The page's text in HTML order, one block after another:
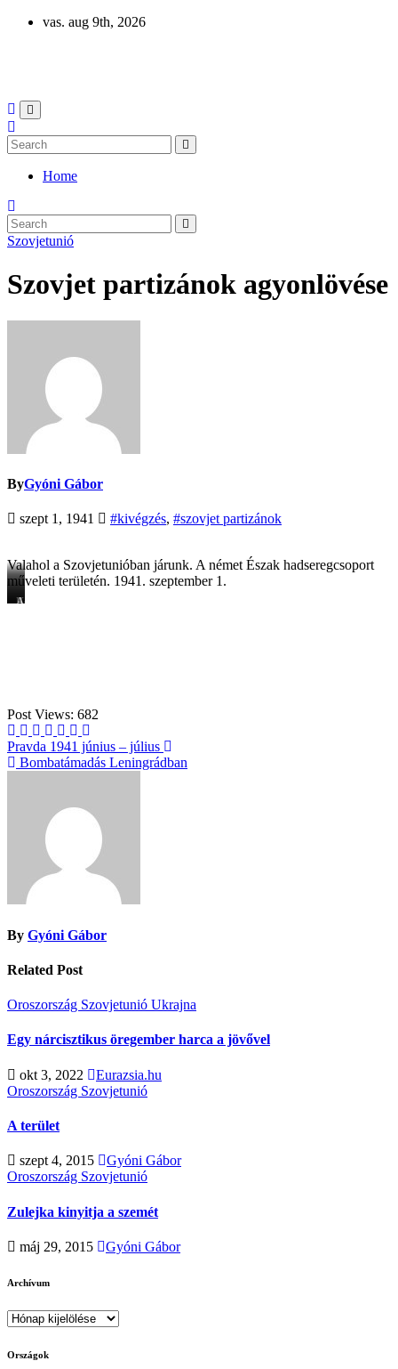
Skip
vas. aug 9th, 2026
Home
Szovjetunió
Szovjet partizánok agyonlövése
ByGyóni Gábor
szept 1, 1941 #kivégzés, #szovjet partizánok
Valahol a Szovjetunióban járunk. A német Észak hadseregcsoport
műveleti területén. 1941. szeptember 1.
Békésen
vár
rájuk.
Két
A
Post Views: 682
Bejegyzés
navigáció
Pravda 1941 június – július
Bombatámadás Leningrádban
By Gyóni Gábor
Related Post
Oroszország Szovjetunió Ukrajna
Egy nárcisztikus öregember harca a jövővel
okt 3, 2022
Eurazsia.hu
Oroszország Szovjetunió
A terület
szept 4, 2015
Gyóni Gábor
Oroszország Szovjetunió
Zulejka kinyitja a szemét
máj 29, 2015 Gyóni Gábor
Archívum
Archívum
Országok